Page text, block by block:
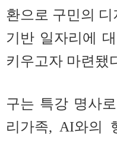
환으로 구민의
기반 일자리에
키우고자 마련됐
구는 특강 명사
리가족, AI와의